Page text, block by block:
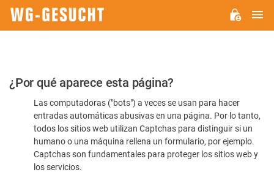
Por
favor,
confirme
humano
¿Por qué aparece esta página?
Las computadoras ("bots") a veces se usan para hacer
entradas automáticas abusivas en una página. Por lo tanto,
todos los sitios web utilizan Captchas para distinguir si un
humano o una máquina rellena un formulario, por ejemplo.
Captchas son fundamentales para proteger los sitios web y
los servicios.